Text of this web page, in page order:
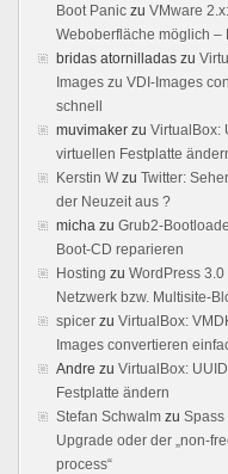
Boot Panic zu VMware
Weboberfläche möglich –
bridas atornilladas zu
Images zu VDI-Images
schnell
muvimaker zu VirtualBox:
virtuellen Festplatte
Kerstin Wzu Twitter:
der Neuzeit aus ?
micha zu Grub2-
Boot-CD reparieren
Hosting zu WordPress
Netzwerk bzw. Multisite-
spicer zu VirtualBox:
Images convertieren
Andre zu VirtualBox:
Festplatte ändern
Stefan Schwalm zu Spass
Upgrade oder der „non-
process“